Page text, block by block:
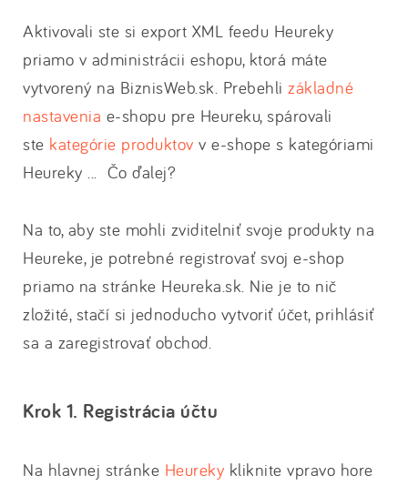
Aktivovali ste si export XML feedu Heureky
priamo v administrácii eshopu, ktorá máte
vytvorený na BiznisWeb.sk. Prebehli základné
nastavenia e-shopu pre Heureku, spárovali
ste kategórie produktov v e-shope s kategóriami
Heureky ... Čo ďalej?
Na to, aby ste mohli zviditelniť svoje produkty na
Heureke, je potrebné registrovať svoj e-shop
priamo na stránke Heureka.sk. Nie je to nič
zložité, stačí si jednoducho vytvoriť účet, prihlásiť
sa a zaregistrovať obchod.
Krok 1. Registrácia účtu
Na hlavnej stránke Heureky kliknite vpravo hore